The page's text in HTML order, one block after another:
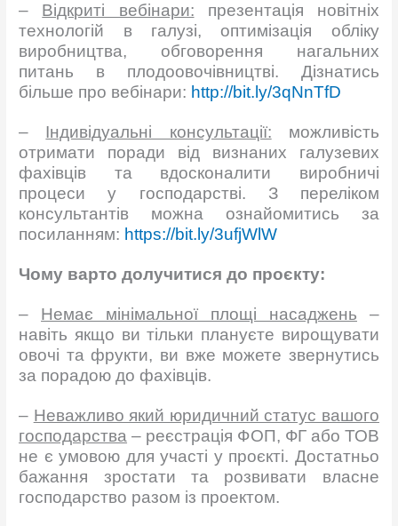
– Відкриті вебінари: презентація новітніх
технологій в галузі, оптимізація обліку
виробництва, обговорення нагальних
питань в плодоовочівництві. Дізнатись
більше про вебінари: http://bit.ly/3qNnTfD
– Індивідуальні консультації: можливість
отримати поради від визнаних галузевих
фахівців та вдосконалити виробничі
процеси у господарстві. З переліком
консультантів можна ознайомитись за
посиланням: https://bit.ly/3ufjWlW
Чому варто долучитися до проєкту:
– Немає мінімальної площі насаджень –
навіть якщо ви тільки плануєте вирощувати
овочі та фрукти, ви вже можете звернутись
за порадою до фахівців.
– Неважливо який юридичний статус вашого
господарства – реєстрація ФОП, ФГ або ТОВ
не є умовою для участі у проєкті. Достатньо
бажання зростати та розвивати власне
господарство разом із проектом.